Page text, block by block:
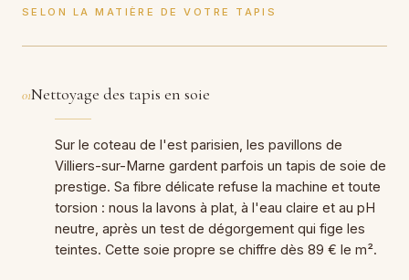
SELON LA MATIÈRE DE VOTRE TAPIS
01Nettoyage des tapis en soie
Sur le coteau de l'est parisien, les pavillons de
Villiers-sur-Marne gardent parfois un tapis de soie de
prestige. Sa fibre délicate refuse la machine et toute
torsion : nous la lavons à plat, à l'eau claire et au pH
neutre, après un test de dégorgement qui fige les
teintes. Cette soie propre se chiffre dès 89 € le m².